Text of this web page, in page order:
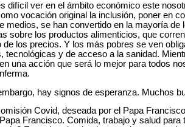
ver en el ámbito económico este
vocación original la inclusión, poner en
medios, se han convertido en la mayoría
sobre los productos alimenticios, que
de los precios. Y los más pobres se ven
tecnológicas y de acceso a la sanidad.
una acción que será lo mejor para todos
hay signos de esperanza. Muchos
Covid, deseada por el Papa Francisco,
Francisco. Comida, trabajo y salud